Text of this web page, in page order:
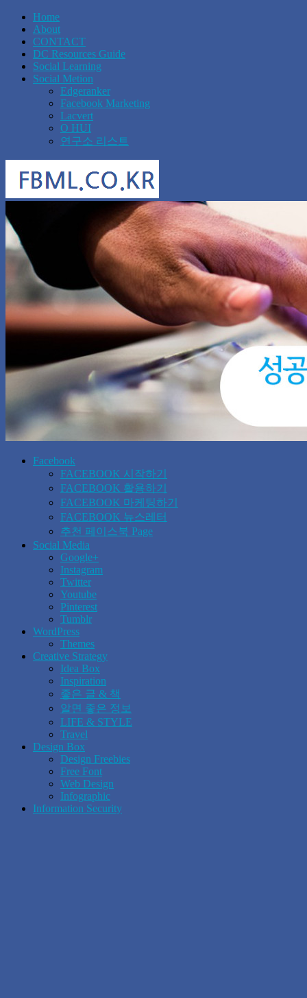
Home
About
CONTACT
DC Resources Guide
Social Learning
Social Metion
Edgeranker
Facebook Marketing
Lacvert
O HUI
연구소 리스트
Facebook
FACEBOOK 시작하기
FACEBOOK 활용하기
FACEBOOK 마케팅하기
FACEBOOK 뉴스레터
추천 페이스북 Page
Social Media
Google+
Instagram
Twitter
Youtube
Pinterest
Tumblr
WordPress
Themes
Creative Strategy
Idea Box
Inspiration
좋은 글 & 책
알면 좋은 정보
LIFE & STYLE
Travel
Design Box
Design Freebies
Free Font
Web Design
Infographic
Information Security